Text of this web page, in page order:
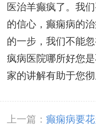
医治羊癫疯了。我
的信心，癫痫病的
的一步，我们不能
疯病医院哪所好您
家的讲解有助于您
上一篇： 癫痫病要